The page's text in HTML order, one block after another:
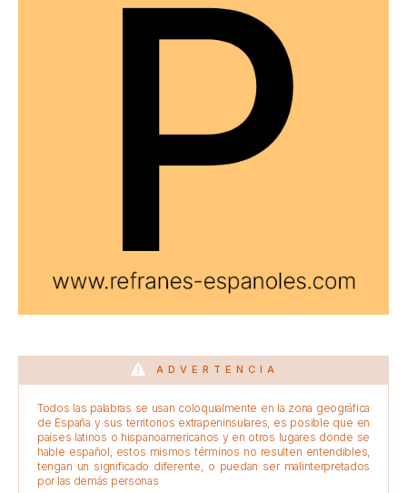
ADVERTENCIA
Todos las palabras se usan coloquialmente en la zona geográfica
de España y sus territorios extrapeninsulares, es posible que en
países latinos o hispanoamericanos y en otros lugares donde se
hable español, estos mismos términos no resulten entendibles,
tengan un significado diferente, o puedan ser malinterpretados
por las demás personas